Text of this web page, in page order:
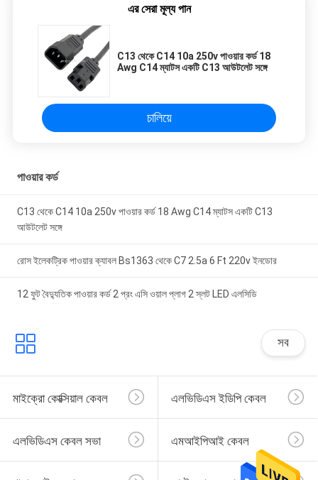
এর সেরা মূল্য পান
C13 থেকে C14 10a 250v পাওয়ার কর্ড 18
Awg C14 ম্যাটস একটি C13 আউটলেট সঙ্গে
চালিয়ে
পাওয়ার কর্ড
C13 থেকে C14 10a 250v পাওয়ার কর্ড 18 Awg C14 ম্যাটস একটি C13
আউটলেট সঙ্গে
রোস ইলেকট্রিক পাওয়ার ক্যাবল Bs1363 থেকে C7 2.5a 6 Ft 220v ইনডোর
12 ফুট বৈদ্যুতিক পাওয়ার কর্ড 2 প্রং এসি ওয়াল প্লাগ 2 স্লট LED এলসিডি
সব
মাইক্রো কোক্সিয়াল কেবল এলভিডিএস ইডিপি কেবল
এলভিডিএস কেবল সভা এমআইপিআই কেবল